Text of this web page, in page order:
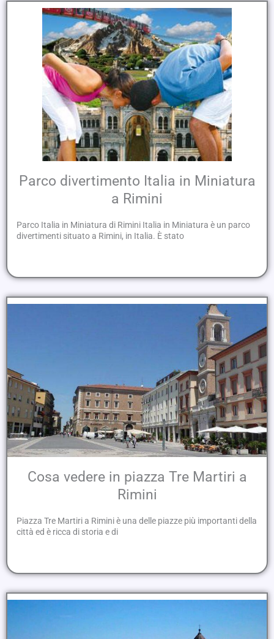
Parco divertimento Italia in Miniatura
a Rimini
Parco Italia in Miniatura di Rimini Italia in Miniatura è un parco
divertimenti situato a Rimini, in Italia. È stato
Cosa vedere in piazza Tre Martiri a
Rimini
Piazza Tre Martiri a Rimini è una delle piazze più importanti della
città ed è ricca di storia e di